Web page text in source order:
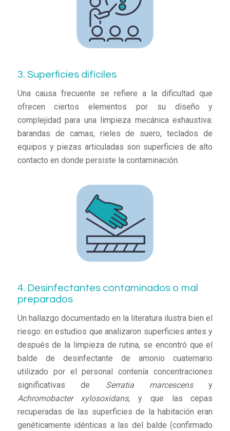
3. Superficies difíciles
Una causa frecuente se refiere a la dificultad que
ofrecen ciertos elementos por su diseño y
complejidad para una limpieza mecánica exhaustiva:
barandas de camas, rieles de suero, teclados de
equipos y piezas articuladas son superficies de alto
contacto en donde persiste la contaminación.
4. Desinfectantes contaminados o mal
preparados
Un hallazgo documentado en la literatura ilustra bien el
riesgo: en estudios que analizaron superficies antes y
después de la limpieza de rutina, se encontró que el
balde de desinfectante de amonio cuaternario
utilizado por el personal contenía concentraciones
significativas de Serratia marcescensy
Achromobacter xylosoxidans, y que las cepas
recuperadas de las superficies de la habitación eran
genéticamente idénticas a las del balde (confirmado